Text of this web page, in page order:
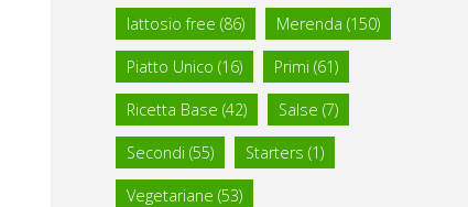
lattosio free (86) Merenda (150)
Piatto Unico (16) Primi (61)
Ricetta Base (42) Salse (7)
Secondi (55) Starters (1)
Vegetariane (53)